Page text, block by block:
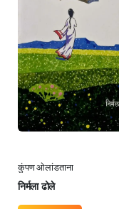
कुंपण ओलांडताना
निर्मला ढोले